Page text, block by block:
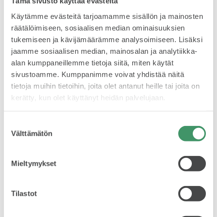
Käytämme evästeitä tarjoamamme sisällön ja mainosten
räätälöimiseen, sosiaalisen median ominaisuuksien
tukemiseen ja kävijämäärämme analysoimiseen. Lisäksi
jaamme sosiaalisen median, mainosalan ja analytiikka-
alan kumppaneillemme tietoja siitä, miten käytät
sivustoamme. Kumppanimme voivat yhdistää näitä
tietoja muihin tietoihin, joita olet antanut heille tai joita on
kerätty, kun olet käyttänyt heidän palvelujaan.
valinta
Välttämätön
Mieltymykset
Tilastot
Mallit
FABIA
Lauri Joona – Samu Vaaleri Škoda Fabia RS Rally2 –
keskeytys EK 4.
LISÄÄ TIEDOTTEITA
13.6.2026
Škoda Motorsport Suomen Esapekka Lappi